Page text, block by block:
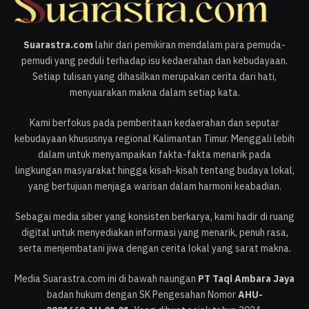
Suarastra.comlahir dari pemikiran mendalam para pemuda-
pemudi yang peduli terhadap isu kedaerahan dan kebudayaan.
Setiap tulisan yang dihasilkan merupakan cerita dari hati,
menyuarakan makna dalam setiap kata.
Kami berfokus pada pemberitaan kedaerahan dan seputar
kebudayaan khususnya regional Kalimantan Timur. Menggali lebih
dalam untuk menyampaikan fakta-fakta menarik pada
lingkungan masyarakat hingga kisah-kisah tentang budaya lokal,
yang bertujuan menjaga warisan dalam harmoni keabadian.
Sebagai media siber yang konsisten berkarya, kami hadir di ruang
digital untuk menyediakan informasi yang menarik, penuh rasa,
serta menjembatani jiwa dengan cerita lokal yang sarat makna.
Media Suarastra.com ini di bawah naungan PT Taqi Ambara Jaya
badan hukum dengan SK Pengesahan NomorAHU-